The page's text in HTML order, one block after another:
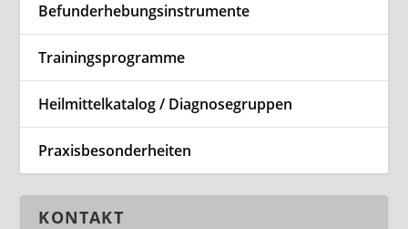
Befunderhebungsinstrumente
Trainingsprogramme
Heilmittelkatalog / Diagnosegruppen
Praxisbesonderheiten
KONTAKT